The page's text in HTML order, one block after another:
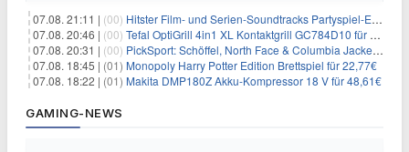
07.08. 21:11 | (00) Hitster Film- und Serien-Soundtracks Partyspiel-Erweiterung für 6,99€
07.08. 20:46 | (00) Tefal OptiGrill 4in1 XL Kontaktgrill GC784D10 für 239,99€
07.08. 20:31 | (00) PickSport: Schöffel, North Face & Columbia Jacken ab 39,60€
07.08. 18:45 | (01) Monopoly Harry Potter Edition Brettspiel für 22,77€
07.08. 18:22 | (01) Makita DMP180Z Akku-Kompressor 18 V für 48,61€
GAMING-NEWS